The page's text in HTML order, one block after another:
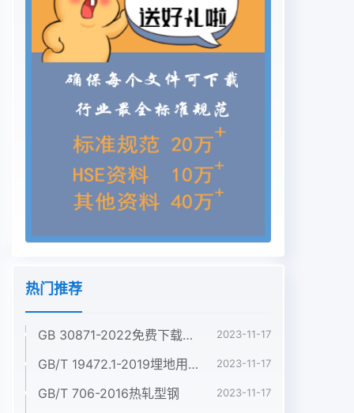
热门推荐
GB 30871-2022免费下载危险化学品企业特殊作业安全规范 2023-11-17
GB/T 19472.1-2019埋地用聚乙烯(PE)结构壁管道系统 第1部分:聚乙烯双壁波纹管材 2023-11-17
GB/T 706-2016热轧型钢 2023-11-17